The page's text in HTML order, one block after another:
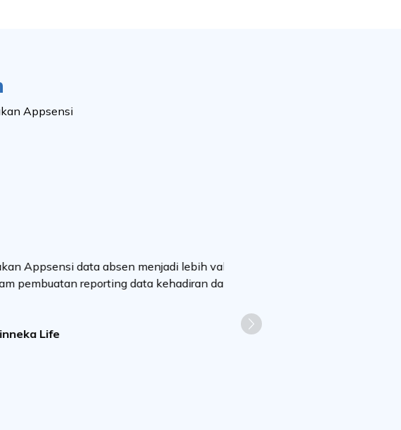
Appsensi
data absen menjadi lebih valid,
reporting data kehadiran dan user
Life
Next